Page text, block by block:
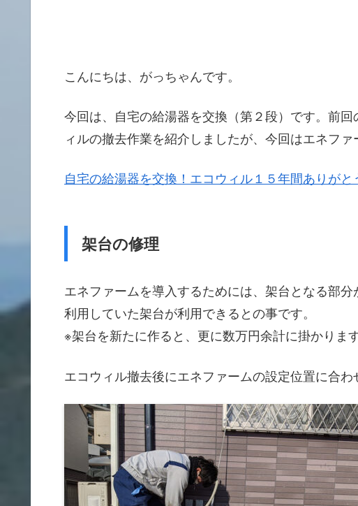
こんにちは、がっちゃんです。
今回は、自宅の給湯器を交換（第２段）です。前
ィルの撤去作業を紹介しましたが、今回はエネファ
自宅の給湯器を交換！エコウィル１５年間ありがと
架台の修理
エネファームを導入するためには、架台となる部
利用していた架台が利用できるとの事です。
※架台を新たに作ると、更に数万円余計に掛かります
エコウィル撤去後にエネファームの設定位置に合わ